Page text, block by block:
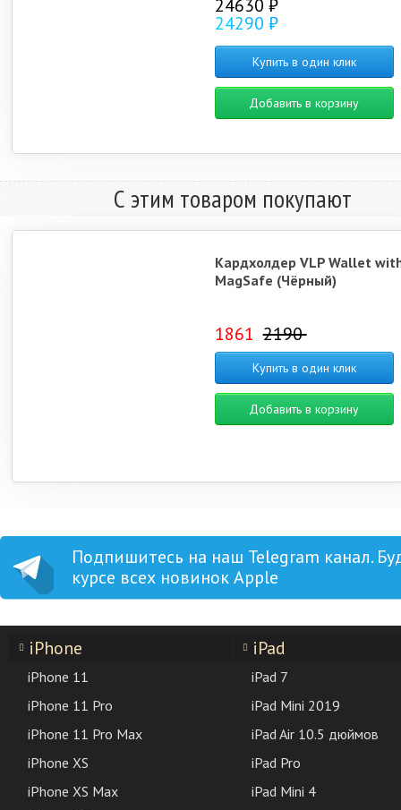
24630 ₽
24290 ₽
Купить в один клик
Добавить в корзину
С этим товаром покупают
Кардхолдер VLP Wallet
MagSafe (Чёрный)
1861 2190
Купить в один клик
Добавить в корзину
Подпишитесь на наш Telegram канал.
курсе всех новинок Apple
iPhone
iPhone 11
iPhone 11 Pro
iPhone 11 Pro Max
iPhone XS
iPhone XS Max
iPad
iPad 7
iPad Mini 2019
iPad Air 10.5 дюймов
iPad Pro
iPad Mini 4